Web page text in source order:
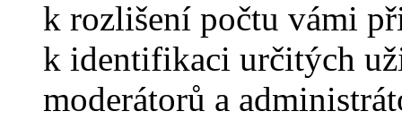
k rozlišení počtu vámi
k identifikaci určitých
moderátorů a